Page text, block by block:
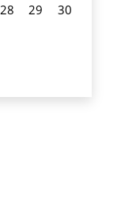
28 29
30